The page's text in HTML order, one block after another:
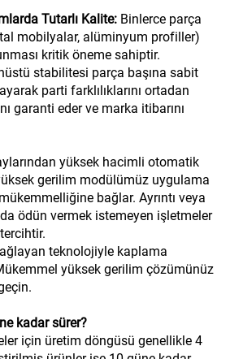
Tutarlı Kalite: Binlerce parça
mobilyalar, alüminyum profiller)
kritik öneme sahiptir.
stabilitesi parça başına sabit
parti farklılıklarını ortadan
garanti eder ve marka itibarını
yüksek hacimli otomatik
gerilim modülümüz uygulama
bağlar. Ayrıntı veya
ödün vermek istemeyen işletmeler
teknolojiyle kaplama
yüksek gerilim çözümünüz
kadar sürer?
için üretim döngüsü genellikle 4